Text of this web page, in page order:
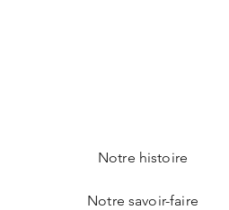
Notre histoire
Notre savoir-faire